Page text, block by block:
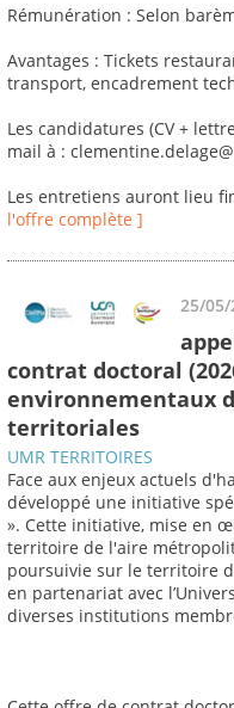
Rémunération : Selon
Avantages : Tickets
transport, encadrement
Les candidatures (CV +
mail à :
Les entretiens auront lieu
l'offre complète ]
25/05/
contrat doctoral
environnementaux
territoriales
UMR TERRITOIRES
Face aux enjeux actuels
développé une initiative
». Cette initiative, mise en
territoire de l'aire
poursuivie sur le territoire
en partenariat avec
diverses institutions